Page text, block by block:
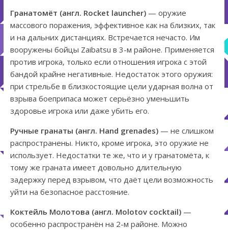
Гранатомёт (англ. Rocket launcher)— оружие
массового поражения, эффективное как на близких, так
и на дальних дистанциях. Встречается нечасто. Им
вооружены бойцы Zaibatsu в 3-м районе. Применяется
против игрока, только если отношения игрока с этой
бандой крайне негативные. Недостаток этого оружия:
при стрельбе в близкостоящие цели ударная волна от
взрыва боеприпаса может серьёзно уменьшить
здоровье игрока или даже убить его.
Ручные гранаты (англ. Hand grenades)— не слишком
распространены. Никто, кроме игрока, это оружие не
использует. Недостатки те же, что и у гранатомёта, к
тому же граната имеет довольно длительную
задержку перед взрывом, что даёт цели возможность
уйти на безопасное расстояние.
Коктейль Молотова (англ. Molotov cocktail)—
особенно распространён на 2-м районе. Можно